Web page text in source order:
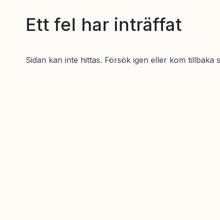
Ett fel har inträffat
Sidan kan inte hittas. Försök igen eller kom tillbaka